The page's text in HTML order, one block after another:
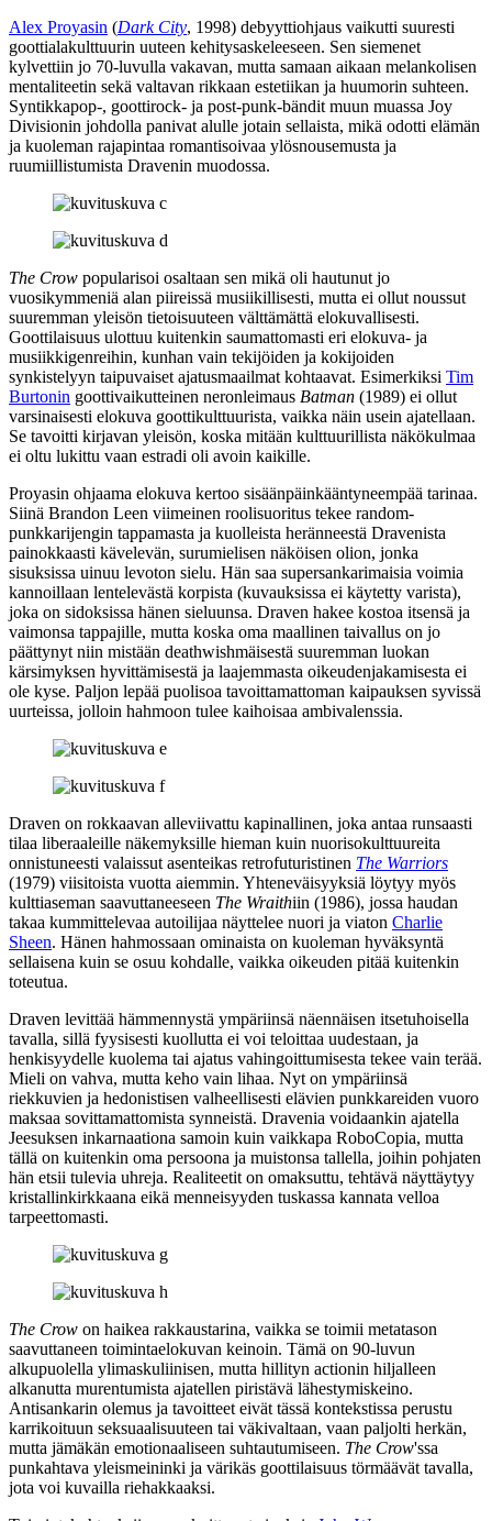
Alex Proyasin (Dark City, 1998) debyyttiohjaus vaikutti suuresti
goottialakulttuurin uuteen kehitysaskeleeseen. Sen siemenet
kylvettiin jo 70‑luvulla vakavan, mutta samaan aikaan melankolisen
mentaliteetin sekä valtavan rikkaan estetiikan ja huumorin suhteen.
Syntikkapop-, goottirock‑ ja post-punk-bändit muun muassa Joy
Divisionin johdolla panivat alulle jotain sellaista, mikä odotti elämän
ja kuoleman rajapintaa romantisoivaa ylösnousemusta ja
ruumiillistumista Dravenin muodossa.
The Crow popularisoi osaltaan sen mikä oli hautunut jo
vuosikymmeniä alan piireissä musiikillisesti, mutta ei ollut noussut
suuremman yleisön tietoisuuteen välttämättä elokuvallisesti.
Goottilaisuus ulottuu kuitenkin saumattomasti eri elokuva‑ ja
musiikkigenreihin, kunhan vain tekijöiden ja kokijoiden
synkistelyyn taipuvaiset ajatusmaailmat kohtaavat. Esimerkiksi Tim
Burtonin goottivaikutteinen neronleimaus Batman (1989) ei ollut
varsinaisesti elokuva goottikulttuurista, vaikka näin usein ajatellaan.
Se tavoitti kirjavan yleisön, koska mitään kulttuurillista näkökulmaa
ei oltu lukittu vaan estradi oli avoin kaikille.
Proyasin ohjaama elokuva kertoo sisäänpäinkääntyneempää tarinaa.
Siinä Brandon Leen viimeinen roolisuoritus tekee random-
punkkarijengin tappamasta ja kuolleista heränneestä Dravenista
painokkaasti kävelevän, surumielisen näköisen olion, jonka
sisuksissa uinuu levoton sielu. Hän saa supersankarimaisia voimia
kannoillaan lentelevästä korpista (kuvauksissa ei käytetty varista),
joka on sidoksissa hänen sieluunsa. Draven hakee kostoa itsensä ja
vaimonsa tappajille, mutta koska oma maallinen taivallus on jo
päättynyt niin mistään deathwishmäisestä suuremman luokan
kärsimyksen hyvittämisestä ja laajemmasta oikeudenjakamisesta ei
ole kyse. Paljon lepää puolisoa tavoittamattoman kaipauksen syvissä
uurteissa, jolloin hahmoon tulee kaihoisaa ambivalenssia.
Draven on rokkaavan alleviivattu kapinallinen, joka antaa runsaasti
tilaa liberaaleille näkemyksille hieman kuin nuorisokulttuureita
onnistuneesti valaissut asenteikas retrofuturistinen The Warriors
(1979) viisitoista vuotta aiemmin. Yhteneväisyyksiä löytyy myös
kulttiaseman saavuttaneeseen The Wraithiin (1986), jossa haudan
takaa kummittelevaa autoilijaa näyttelee nuori ja viaton Charlie
Sheen. Hänen hahmossaan ominaista on kuoleman hyväksyntä
sellaisena kuin se osuu kohdalle, vaikka oikeuden pitää kuitenkin
toteutua.
Draven levittää hämmennystä ympäriinsä näennäisen itsetuhoisella
tavalla, sillä fyysisesti kuollutta ei voi teloittaa uudestaan, ja
henkisyydelle kuolema tai ajatus vahingoittumisesta tekee vain terää.
Mieli on vahva, mutta keho vain lihaa. Nyt on ympäriinsä
riekkuvien ja hedonistisen valheellisesti elävien punkkareiden vuoro
maksaa sovittamattomista synneistä. Dravenia voidaankin ajatella
Jeesuksen inkarnaationa samoin kuin vaikkapa RoboCopia, mutta
tällä on kuitenkin oma persoona ja muistonsa tallella, joihin pohjaten
hän etsii tulevia uhreja. Realiteetit on omaksuttu, tehtävä näyttäytyy
kristallinkirkkaana eikä menneisyyden tuskassa kannata velloa
tarpeettomasti.
The Crow on haikea rakkaustarina, vaikka se toimii metatason
saavuttaneen toimintaelokuvan keinoin. Tämä on 90‑luvun
alkupuolella ylimaskuliinisen, mutta hillityn actionin hiljalleen
alkanutta murentumista ajatellen piristävä lähestymiskeino.
Antisankarin olemus ja tavoitteet eivät tässä kontekstissa perustu
karrikoituun seksuaalisuuteen tai väkivaltaan, vaan paljolti herkän,
mutta jämäkän emotionaaliseen suhtautumiseen. The Crow'ssa
punkahtava yleismeininki ja värikäs goottilaisuus törmäävät tavalla,
jota voi kuvailla riehakkaaksi.